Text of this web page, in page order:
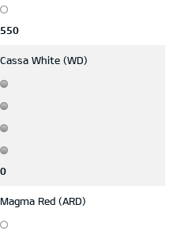
550
Cassa White (WD)
0
Magma Red (ARD)